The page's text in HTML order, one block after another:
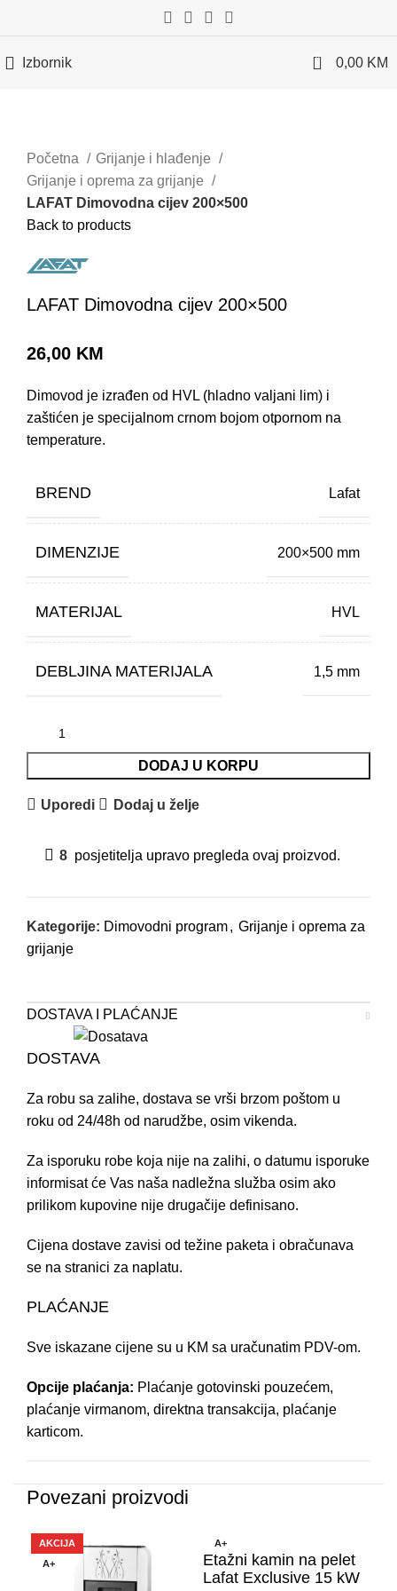
Izbornik 0 0,00 KM
Početna
Grijanje i hlađenje
Grijanje i oprema za grijanje
LAFAT Dimovodna cijev 200×500
Back to products
LAFAT Dimovodna cijev 200×500
26,00 KM
Dimovod je izrađen od HVL (hladno valjani lim) i
zaštićen je specijalnom crnom bojom otpornom na
temperature.
BREND Lafat
DIMENZIJE 200×500 mm
MATERIJAL HVL
DEBLJINA MATERIJALA 1,5 mm
DODAJ U KORPU
Uporedi Dodaj u želje
8 posjetitelja upravo pregleda ovaj proizvod.
Kategorije: Dimovodni program, Grijanje i oprema za
grijanje
DOSTAVA I PLAĆANJE
DOSTAVA
Za robu sa zalihe, dostava se vrši brzom poštom u
roku od 24/48h od narudžbe, osim vikenda.
Za isporuku robe koja nije na zalihi, o datumu isporuke
informisat će Vas naša nadležna služba osim ako
prilikom kupovine nije drugačije definisano.
Cijena dostave zavisi od težine paketa i obračunava
se na stranici za naplatu.
PLAĆANJE
Sve iskazane cijene su u KM sa uračunatim PDV-om.
Opcije plaćanja: Plaćanje gotovinski pouzećem,
plaćanje virmanom, direktna transakcija, plaćanje
karticom.
Povezani proizvodi
AKCIJA
A+
A+
Etažni kamin na pelet
Lafat Exclusive 15 kW